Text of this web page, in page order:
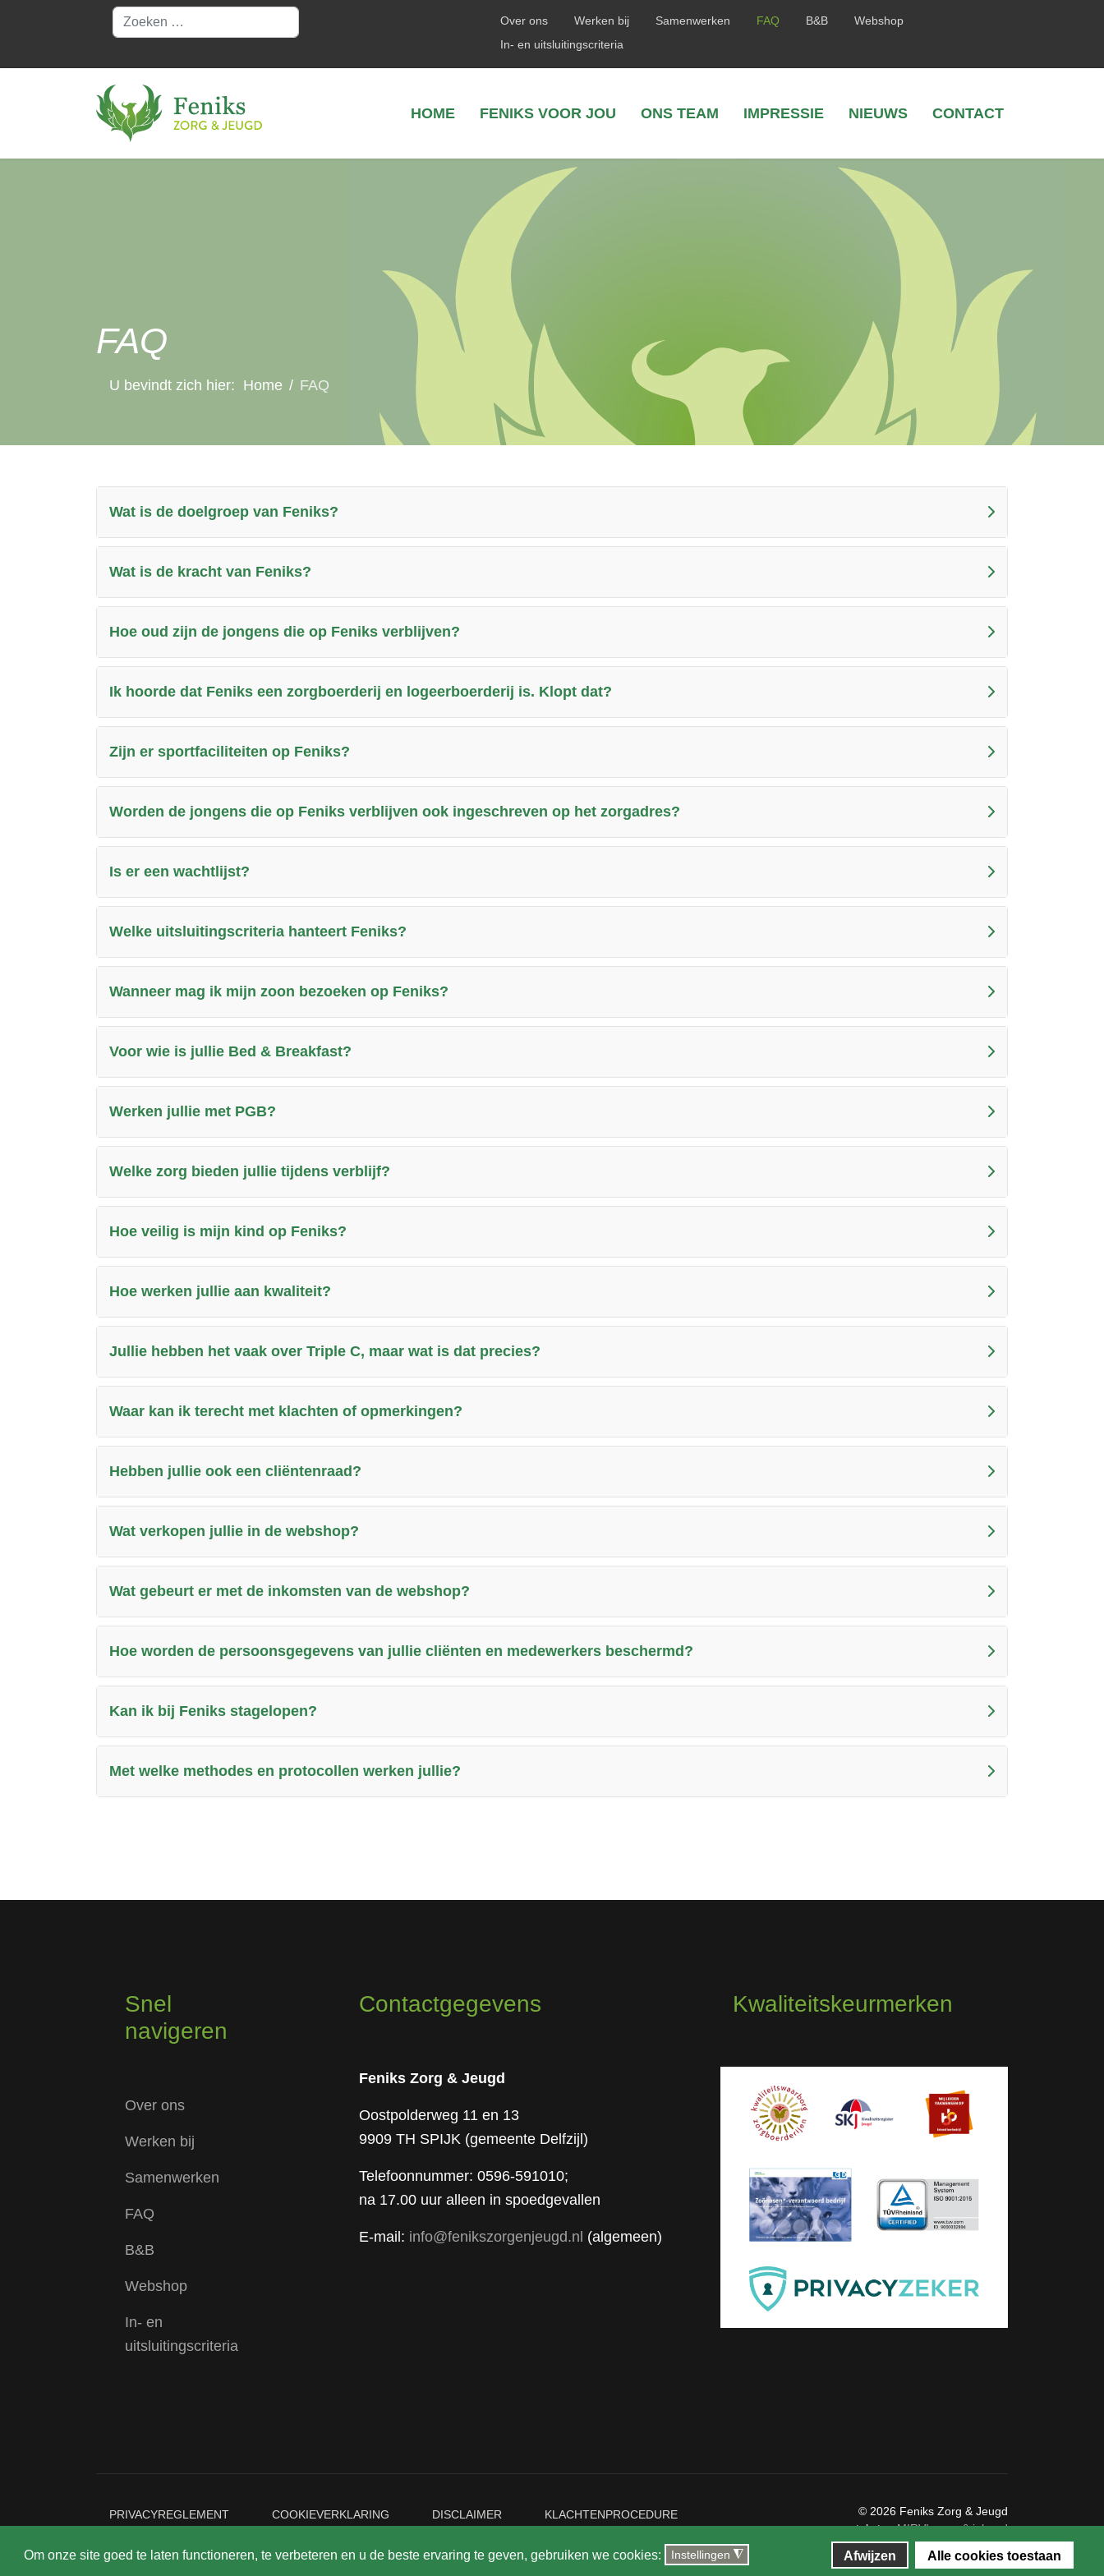
Om onze site goed te laten functioneren, te verbeteren en u de beste ervaring te geven, gebruiken we cookies: Instellingen ◮ Afwijzen Alle cookies toestaan
Zoeken Over ons Werken bij Samenwerken FAQ B&B
Webshop
In- en uitsluitingscriteria
HOME FENIKS VOOR JOU ONS TEAM IMPRESSIE NIEUWS CONTACT
FAQ
U bevindt zich hier: Home FAQ
Wat is de doelgroep van Feniks?
Wat is de kracht van Feniks?
Hoe oud zijn de jongens die op Feniks verblijven?
Ik hoorde dat Feniks een zorgboerderij en logeerboerderij is. Klopt dat?
Zijn er sportfaciliteiten op Feniks?
Worden de jongens die op Feniks verblijven ook ingeschreven op het zorgadres?
Is er een wachtlijst?
Welke uitsluitingscriteria hanteert Feniks?
Wanneer mag ik mijn zoon bezoeken op Feniks?
Voor wie is jullie Bed & Breakfast?
Werken jullie met PGB?
Welke zorg bieden jullie tijdens verblijf?
Hoe veilig is mijn kind op Feniks?
Hoe werken jullie aan kwaliteit?
Jullie hebben het vaak over Triple C, maar wat is dat precies?
Waar kan ik terecht met klachten of opmerkingen?
Hebben jullie ook een cliëntenraad?
Wat verkopen jullie in de webshop?
Wat gebeurt er met de inkomsten van de webshop?
Hoe worden de persoonsgegevens van jullie cliënten en medewerkers beschermd?
Kan ik bij Feniks stagelopen?
Met welke methodes en protocollen werken jullie?
Snel
navigeren
Over ons
Werken bij
Samenwerken
FAQ
B&B
Webshop
In- en
uitsluitingscriteria
Contactgegevens
Feniks Zorg & Jeugd
Oostpolderweg 11 en 13
9909 TH SPIJK (gemeente Delfzijl)
Telefoonnummer: 0596-591010;
na 17.00 uur alleen in spoedgevallen
E-mail: info@fenikszorgenjeugd.nl (algemeen)
Kwaliteitskeurmerken
PRIVACYREGLEMENT COOKIEVERKLARING DISCLAIMER KLACHTENPROCEDURE © 2026 Feniks Zorg & Jeugd
tekstenMIRVI vorm & inhoud
website & hosting